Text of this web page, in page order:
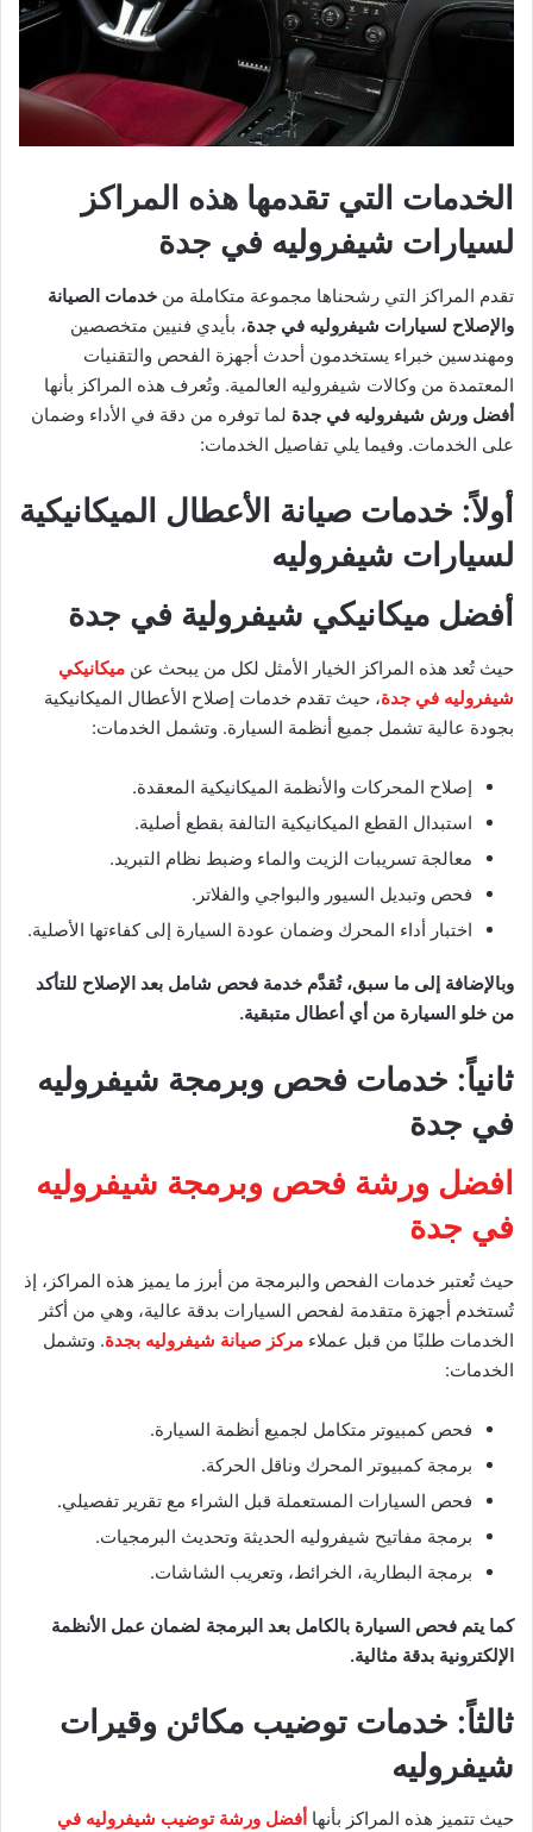
الخدمات التي تقدمها هذه المراكز
لسيارات شيفروليه في جدة
تقدم المراكز التي رشحناها مجموعة متكاملة من خدمات الصيانة
والإصلاح لسيارات شيفروليه في جدة، بأيدي فنيين متخصصين
ومهندسين خبراء يستخدمون أحدث أجهزة الفحص والتقنيات
المعتمدة من وكالات شيفروليه العالمية. وتُعرف هذه المراكز بأنها
أفضل ورش شيفروليه في جدة لما توفره من دقة في الأداء وضمان
على الخدمات. وفيما يلي تفاصيل الخدمات:
أولاً: خدمات صيانة الأعطال الميكانيكية
لسيارات شيفروليه
أفضل ميكانيكي شيفرولية في جدة
حيث تُعد هذه المراكز الخيار الأمثل لكل من يبحث عن ميكانيكي
شيفروليه في جدة، حيث تقدم خدمات إصلاح الأعطال الميكانيكية
بجودة عالية تشمل جميع أنظمة السيارة. وتشمل الخدمات:
إصلاح المحركات والأنظمة الميكانيكية المعقدة.
استبدال القطع الميكانيكية التالفة بقطع أصلية.
معالجة تسريبات الزيت والماء وضبط نظام التبريد.
فحص وتبديل السيور والبواجي والفلاتر.
اختبار أداء المحرك وضمان عودة السيارة إلى كفاءتها الأصلية.
وبالإضافة إلى ما سبق، تُقدَّم خدمة فحص شامل بعد الإصلاح للتأكد
من خلو السيارة من أي أعطال متبقية.
ثانياً: خدمات فحص وبرمجة شيفروليه
في جدة
افضل ورشة فحص وبرمجة شيفروليه
في جدة
حيث تُعتبر خدمات الفحص والبرمجة من أبرز ما يميز هذه المراكز، إذ
تُستخدم أجهزة متقدمة لفحص السيارات بدقة عالية، وهي من أكثر
الخدمات طلبًا من قبل عملاء مركز صيانة شيفروليه بجدة. وتشمل
الخدمات:
فحص كمبيوتر متكامل لجميع أنظمة السيارة.
برمجة كمبيوتر المحرك وناقل الحركة.
فحص السيارات المستعملة قبل الشراء مع تقرير تفصيلي.
برمجة مفاتيح شيفروليه الحديثة وتحديث البرمجيات.
برمجة البطارية، الخرائط، وتعريب الشاشات.
كما يتم فحص السيارة بالكامل بعد البرمجة لضمان عمل الأنظمة
الإلكترونية بدقة مثالية.
ثالثاً: خدمات توضيب مكائن وقيرات
شيفروليه
حيث تتميز هذه المراكز بأنها أفضل ورشة توضيب شيفروليه في